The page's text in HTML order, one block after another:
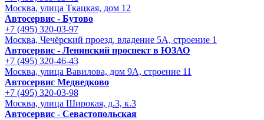
Москва, улица Ткацкая, дом 12
Автосервис - Бутово
+7 (495) 320-03-97
Москва, Чечёрский проезд, владение 5А, строение 1
Автосервис - Ленинский проспект в ЮЗАО
+7 (495) 320-46-43
Москва, улица Вавилова, дом 9A, строение 11
Автосервис Медведково
+7 (495) 320-03-98
Москва, улица Широкая, д.3, к.3
Автосервис - Cевастопольская